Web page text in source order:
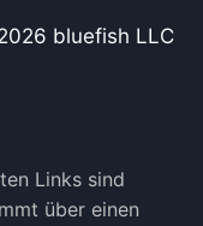
bluefish LLC
Links sind
über einen